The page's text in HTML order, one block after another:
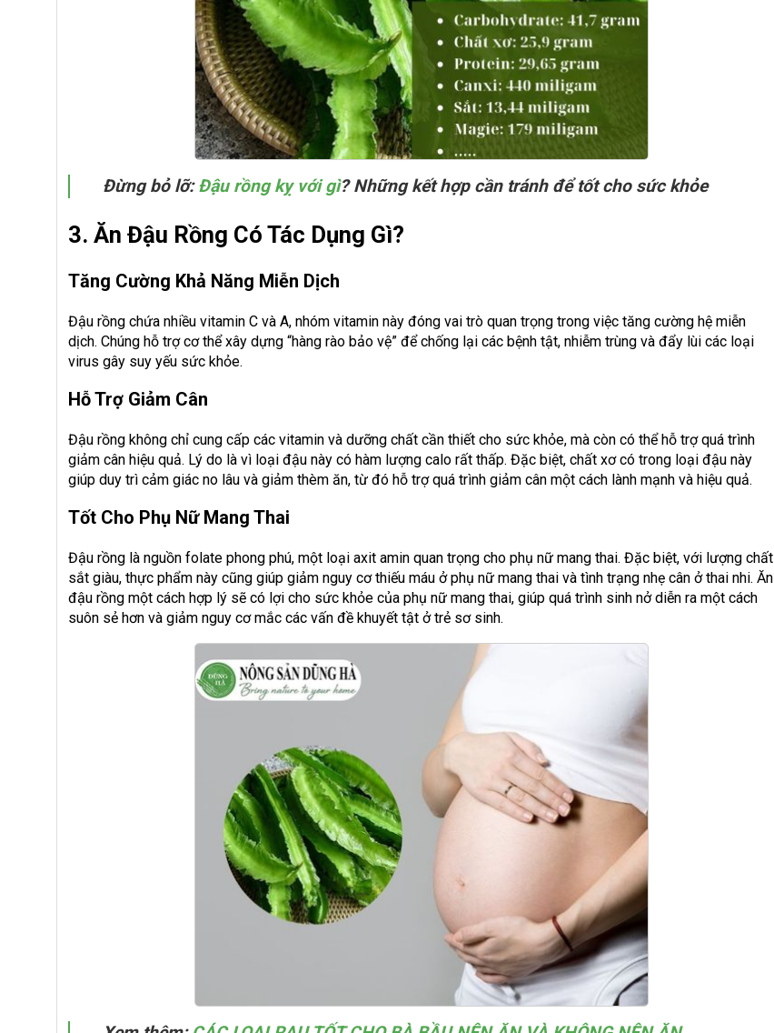
Đừng bỏ lỡ:Đậu rồng kỵ với gì? Những kết hợp cần tránh để tốt cho sức khỏe
3. Ăn Đậu Rồng Có Tác Dụng Gì?
Tăng Cường Khả Năng Miễn Dịch
Đậu rồng chứa nhiều vitamin C và A, nhóm vitamin này đóng vai trò quan trọng trong việc tăng cường hệ miễn
dịch. Chúng hỗ trợ cơ thể xây dựng “hàng rào bảo vệ” để chống lại các bệnh tật, nhiễm trùng và đẩy lùi các loại
virus gây suy yếu sức khỏe.
Hỗ Trợ Giảm Cân
Đậu rồng không chỉ cung cấp các vitamin và dưỡng chất cần thiết cho sức khỏe, mà còn có thể hỗ trợ quá trình
giảm cân hiệu quả. Lý do là vì loại đậu này có hàm lượng calo rất thấp. Đặc biệt, chất xơ có trong loại đậu này
giúp duy trì cảm giác no lâu và giảm thèm ăn, từ đó hỗ trợ quá trình giảm cân một cách lành mạnh và hiệu quả.
Tốt Cho Phụ Nữ Mang Thai
Đậu rồng là nguồn folate phong phú, một loại axit amin quan trọng cho phụ nữ mang thai. Đặc biệt, với lượng chất
sắt giàu, thực phẩm này cũng giúp giảm nguy cơ thiếu máu ở phụ nữ mang thai và tình trạng nhẹ cân ở thai nhi. Ăn
đậu rồng một cách hợp lý sẽ có lợi cho sức khỏe của phụ nữ mang thai, giúp quá trình sinh nở diễn ra một cách
suôn sẻ hơn và giảm nguy cơ mắc các vấn đề khuyết tật ở trẻ sơ sinh.